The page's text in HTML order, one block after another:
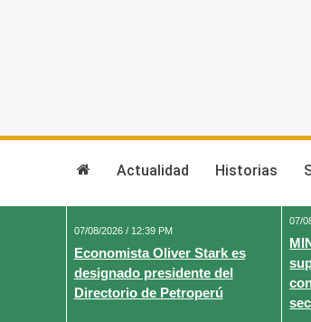
Actualidad Historias
07/08/2026 / 12:39 PM
Economista Oliver Stark es
designado presidente del
Directorio de Petroperú
07/